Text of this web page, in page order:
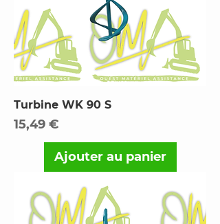
Turbine WK 90 S
Prix
15,49 €
Ajouter au panier